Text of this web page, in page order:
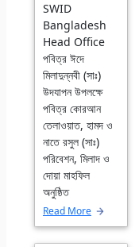
SWID
Bangladesh
Head Office
পবিত্র ঈদে
মিলাদুন্নবী (সাঃ)
উদযাপন উপলক্ষে
পবিত্র কোরআন
তেলাওয়াত, হামদ ও
নাতে রসুল (সাঃ)
পরিবেশন, মিলাদ ও
দোয়া মাহফিল
অনুষ্ঠিত
Read More